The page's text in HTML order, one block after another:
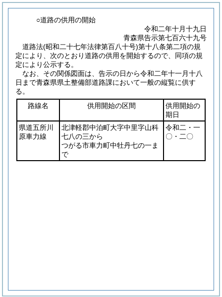
○道路の供用の開始
令和二年十月十九日
青森県告示第七百六十九号
道路法(昭和二十七年法律第百八十号)第十八条第二項の規
定により、次のとおり道路の供用を開始するので、同項の規
定により公示する。
なお、その関係図面は、告示の日から令和二年十一月十八
日まで青森県県土整備部道路課において一般の縦覧に供す
る。
路線名
供用開始の区間
供用開始の
期日
県道五所川
原車力線
北津軽郡中泊町大字中里字山科
七八の三から
つがる市車力町中牡丹七の一ま
で
令和二・一
〇・二〇